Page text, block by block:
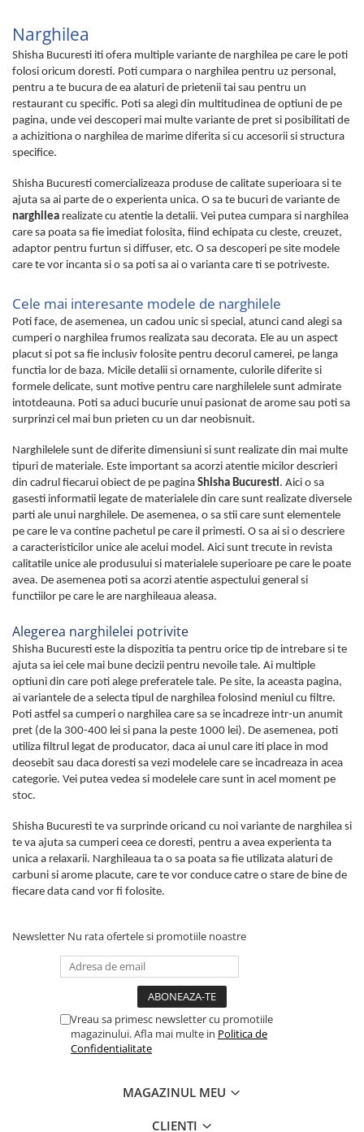
Narghilea
Shisha Bucuresti iti ofera multiple variante de narghilea pe care le poti
folosi oricum doresti. Poti cumpara o narghilea pentru uz personal,
pentru a te bucura de ea alaturi de prietenii tai sau pentru un
restaurant cu specific. Poti sa alegi din multitudinea de optiuni de pe
pagina, unde vei descoperi mai multe variante de pret si posibilitati de
a achizitiona o narghilea de marime diferita si cu accesorii si structura
specifice.
Shisha Bucuresti comercializeaza produse de calitate superioara si te
ajuta sa ai parte de o experienta unica. O sa te bucuri de variante de
narghilea realizate cu atentie la detalii. Vei putea cumpara si narghilea
care sa poata sa fie imediat folosita, fiind echipata cu cleste, creuzet,
adaptor pentru furtun si diffuser, etc. O sa descoperi pe site modele
care te vor incanta si o sa poti sa ai o varianta care ti se potriveste.
Cele mai interesante modele de narghilele
Poti face, de asemenea, un cadou unic si special, atunci cand alegi sa
cumperi o narghilea frumos realizata sau decorata. Ele au un aspect
placut si pot sa fie inclusiv folosite pentru decorul camerei, pe langa
functia lor de baza. Micile detalii si ornamente, culorile diferite si
formele delicate, sunt motive pentru care narghilelele sunt admirate
intotdeauna. Poti sa aduci bucurie unui pasionat de arome sau poti sa
surprinzi cel mai bun prieten cu un dar neobisnuit.
Narghilelele sunt de diferite dimensiuni si sunt realizate din mai multe
tipuri de materiale. Este important sa acorzi atentie micilor descrieri
din cadrul fiecarui obiect de pe pagina Shisha Bucuresti. Aici o sa
gasesti informatii legate de materialele din care sunt realizate diversele
parti ale unui narghilele. De asemenea, o sa stii care sunt elementele
pe care le va contine pachetul pe care il primesti. O sa ai si o descriere
a caracteristicilor unice ale acelui model. Aici sunt trecute in revista
calitatile unice ale produsului si materialele superioare pe care le poate
avea. De asemenea poti sa acorzi atentie aspectului general si
functiilor pe care le are narghileaua aleasa.
Alegerea narghilelei potrivite
Shisha Bucuresti este la dispozitia ta pentru orice tip de intrebare si te
ajuta sa iei cele mai bune decizii pentru nevoile tale. Ai multiple
optiuni din care poti alege preferatele tale. Pe site, la aceasta pagina,
ai variantele de a selecta tipul de narghilea folosind meniul cu filtre.
Poti astfel sa cumperi o narghilea care sa se incadreze intr-un anumit
pret (de la 300-400 lei si pana la peste 1000 lei). De asemenea, poti
utiliza filtrul legat de producator, daca ai unul care iti place in mod
deosebit sau daca doresti sa vezi modelele care se incadreaza in acea
categorie. Vei putea vedea si modelele care sunt in acel moment pe
stoc.
Shisha Bucuresti te va surprinde oricand cu noi variante de narghilea si
te va ajuta sa cumperi ceea ce doresti, pentru a avea experienta ta
unica a relaxarii. Narghileaua ta o sa poata sa fie utilizata alaturi de
carbuni si arome placute, care te vor conduce catre o stare de bine de
fiecare data cand vor fi folosite.
Newsletter Nu rata ofertele si promotiile noastre
Vreau sa primesc newsletter cu promotiile
magazinului. Afla mai multe in Politica de
Confidentialitate
MAGAZINUL MEU
CLIENTI